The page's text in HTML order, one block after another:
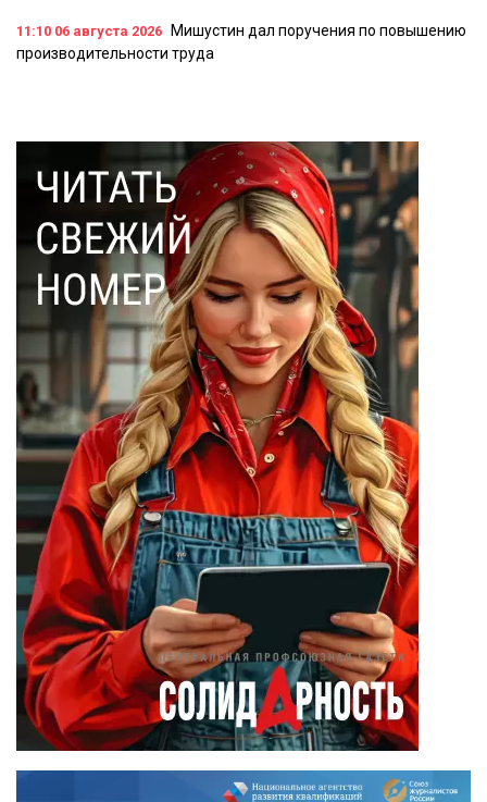
11:10 06 августа 2026
Мишустин дал поручения по повышению
производительности труда